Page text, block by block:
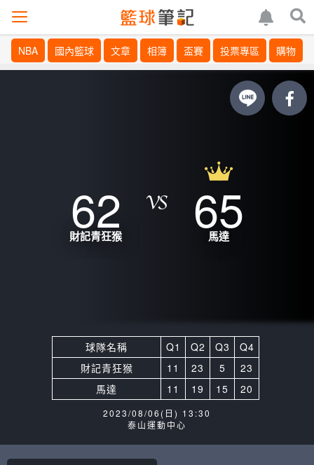
NBA 國內籃球 文章 相簿 盃賽 投票專區 購物
62
財記青狂猴 65
馬達
球隊名稱 Q1 Q2 Q3
Q4
財記青狂猴
11 23 5
23
馬達
11 19 15 20
2023/08/06(日) 13:30
泰山運動中心